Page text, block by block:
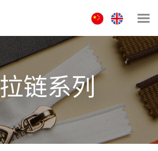
中
文
ENGLISH
链系列